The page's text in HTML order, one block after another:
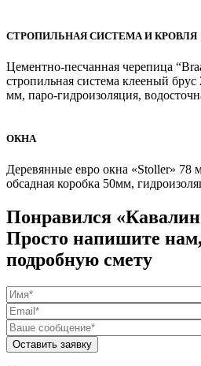
СТРОПИЛЬНАЯ СИСТЕМА И КРОВЛЯ
Цементно-песчанная черепица
стропильная система клееный
мм, паро-гидроизоляция,
ОКНА
Деревянные евро окна «Stoller» 78
обсадная коробка 50мм,
Понравился
Просто напишите
подробную смету